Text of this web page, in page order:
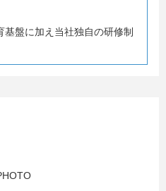
盤に加え当社独自の研修制